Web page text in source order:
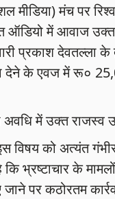
मीडिया) मंच पर
ऑडियो में आवाज
प्रकाश देवतल्ला के
देने के एवज में रू०
में उक्त राजस्व
विषय को अत्यंत
कि भ्रष्टाचार के
जाने पर कठोरतम